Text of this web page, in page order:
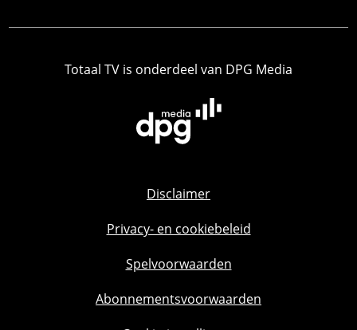
Totaal TV is onderdeel van DPG Media
Disclaimer
Privacy- en cookiebeleid
Spelvoorwaarden
Abonnementsvoorwaarden